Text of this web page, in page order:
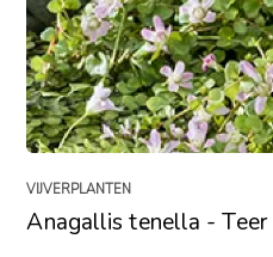
VIJVERPLANTEN
Anagallis tenella - Teer